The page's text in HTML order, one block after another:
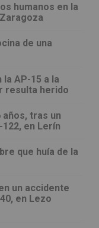
humanos en la
de una
AP-15 a la
resulta herido
años, tras un
en Lerín
que huía de la
un accidente
en Lezo